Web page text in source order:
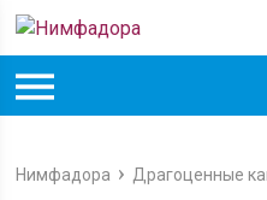
Нимфадора Драгоценные